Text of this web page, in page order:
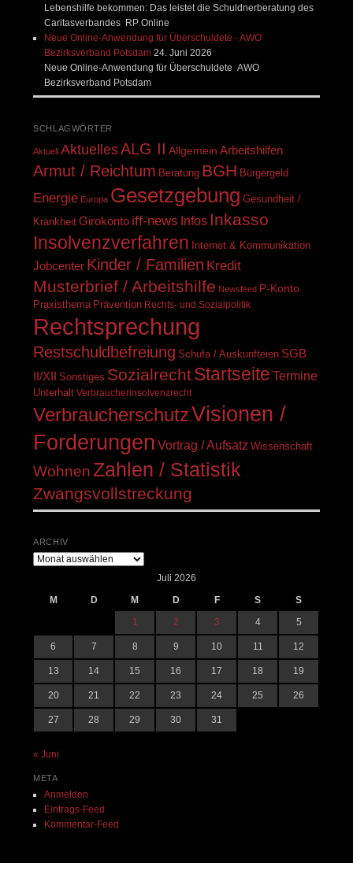
Lebenshilfe bekommen: Das leistet die Schuldnerberatung des
Caritasverbandes RP Online
Neue Online-Anwendung für Überschuldete - AWO
Bezirksverband Potsdam 24. Juni 2026
Neue Online-Anwendung für Überschuldete AWO
Bezirksverband Potsdam
SCHLAGWÖRTER
Aktuell AktuellesALG II Allgemein Arbeitshilfen
Armut / Reichtum Beratung BGH Bürgergeld
Energie Europa Gesetzgebung Gesundheit /
Krankheit Girokonto iff-news Infos Inkasso
Insolvenzverfahren Internet & Kommunikation
Jobcenter Kinder / Familien Kredit
Musterbrief / Arbeitshilfe Newsfeed P-Konto
Praxisthema Prävention Rechts- und Sozialpolitik
Rechtsprechung
Restschuldbefreiung Schufa / Auskunfteien SGB
II/XII Sonstiges SozialrechtStartseite Termine
Unterhalt Verbraucherinsolvenzrecht
VerbraucherschutzVisionen /
Forderungen Vortrag / Aufsatz Wissenschaft
Wohnen Zahlen / Statistik
Zwangsvollstreckung
ARCHIV
Archiv
Juli 2026
M
D M D F S
S
1
2 3 4 5
6 7 8 9 10 11 12
13 14 15 16 17 18 19
20 21 22 23 24 25 26
27 28 29 30 31
« Juni
META
Anmelden
Eintrags-Feed
Kommentar-Feed